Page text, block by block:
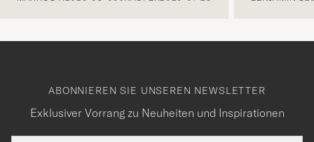
ABONNIEREN SIE UNSEREN NEWSLETTER
Exklusiver Vorrang zu Neuheiten und Inspirationen